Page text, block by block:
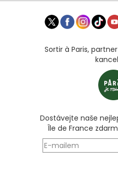
Sortir à Paris,
Dostávejte naše
Île de France